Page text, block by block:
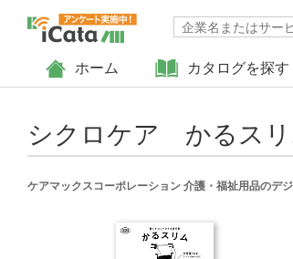
ホーム カタログを探す
シクロケア かるスリ
ケアマックスコーポレーション 介護・福祉用品のデ